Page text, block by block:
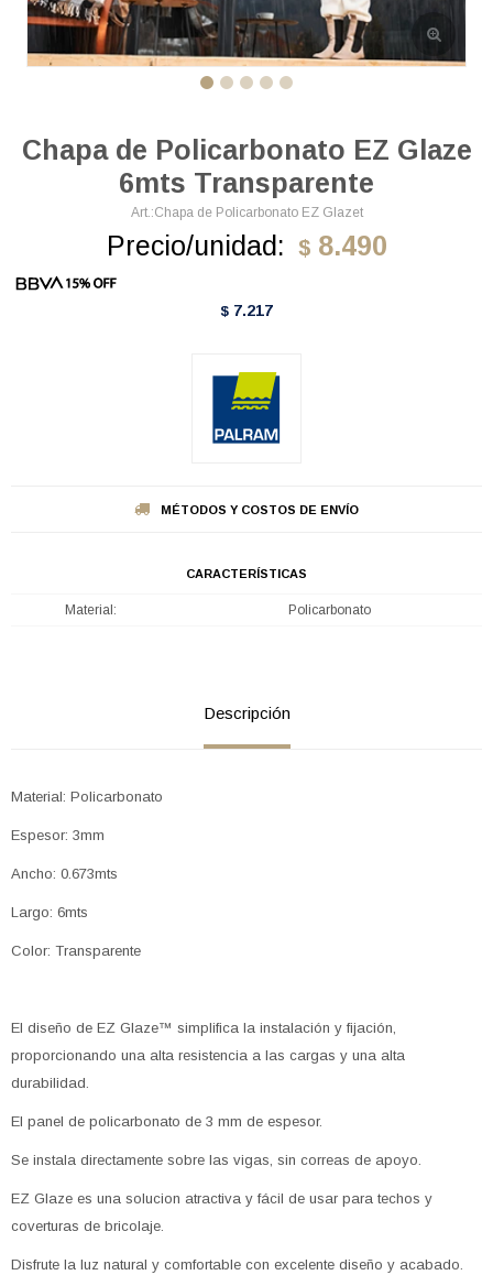
Chapa de Policarbonato EZ Glaze
6mts Transparente
Chapa de Policarbonato EZ Glazet
Precio/unidad: $ 8.490
$ 7.217
MÉTODOS Y COSTOS DE ENVÍO
CARACTERÍSTICAS
Material Policarbonato
Descripción
Material: Policarbonato
Espesor: 3mm
Ancho: 0.673mts
Largo: 6mts
Color: Transparente
El diseño de EZ Glaze™ simplifica la instalación y fijación,
proporcionando una alta resistencia a las cargas y una alta
durabilidad.
El panel de policarbonato de 3 mm de espesor.
Se instala directamente sobre las vigas, sin correas de apoyo.
EZ Glaze es una solucion atractiva y fácil de usar para techos y
coverturas de bricolaje.
Disfrute la luz natural y comfortable con excelente diseño y acabado.